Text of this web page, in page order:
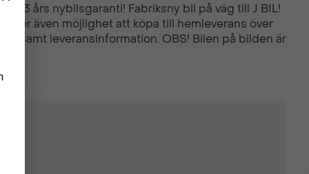
3 års nybilsgaranti! Fabriksny bil på väg till J BIL!
även möjlighet att köpa till hemleverans över
samt leveransinformation. OBS! Bilen på bilden är